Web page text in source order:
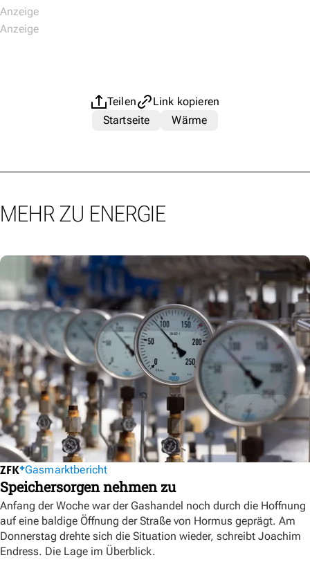
Teilen
Link kopieren
Startseite
Wärme
MEHR ZU ENERGIE
Gasmarktbericht
Speichersorgen nehmen zu
Anfang der Woche war der Gashandel noch durch die Hoffnung
auf eine baldige Öffnung der Straße von Hormus geprägt. Am
Donnerstag drehte sich die Situation wieder, schreibt Joachim
Endress. Die Lage im Überblick.